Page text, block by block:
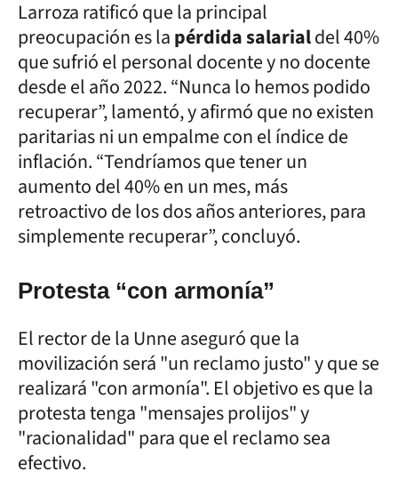
Larroza ratificó que la principal
preocupación es lapérdida salarialdel 40%
que sufrió el personal docente y no docente
desde el año 2022. “Nunca lo hemos podido
recuperar”, lamentó, y afirmó que no existen
paritarias ni un empalme con el índice de
inflación. “Tendríamos que tener un
aumento del 40% en un mes, más
retroactivo de los dos años anteriores, para
simplemente recuperar”, concluyó.
Protesta “con armonía”
El rector de la Unne aseguró que la
movilización será "un reclamo justo" y que se
realizará "con armonía". El objetivo es que la
protesta tenga "mensajes prolijos" y
"racionalidad" para que el reclamo sea
efectivo.